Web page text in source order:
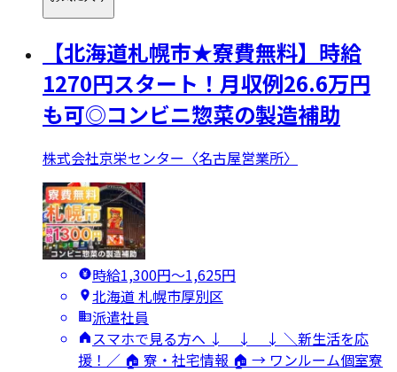
【北海道札幌市★寮費無料】時給
1270円スタート！月収例26.6万円
も可◎コンビニ惣菜の製造補助
株式会社京栄センター〈名古屋営業所〉
時給1,300円〜1,625円
北海道 札幌市厚別区
派遣社員
スマホで見る方へ ↓ ↓ ↓ ＼新生活を応
援！／ 🏠 寮・社宅情報 🏠 → ワンルーム個室寮